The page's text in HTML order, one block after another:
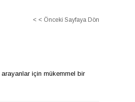
< < Önceki Sayfaya Dön
için mükemmel bir